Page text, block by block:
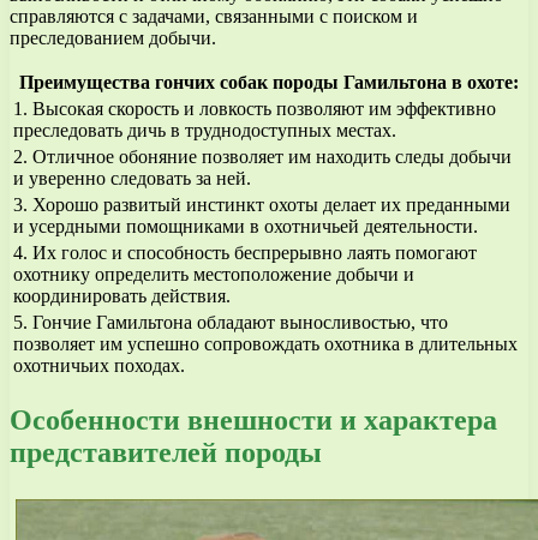
справляются с задачами, связанными с поиском и
преследованием добычи.
Преимущества гончих собак породы Гамильтона в охоте:
1. Высокая скорость и ловкость позволяют им эффективно
преследовать дичь в труднодоступных местах.
2. Отличное обоняние позволяет им находить следы добычи
и уверенно следовать за ней.
3. Хорошо развитый инстинкт охоты делает их преданными
и усердными помощниками в охотничьей деятельности.
4. Их голос и способность беспрерывно лаять помогают
охотнику определить местоположение добычи и
координировать действия.
5. Гончие Гамильтона обладают выносливостью, что
позволяет им успешно сопровождать охотника в длительных
охотничьих походах.
Особенности внешности и характера
представителей породы